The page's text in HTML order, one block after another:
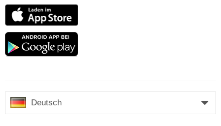
App
Store
Google
Deutsch